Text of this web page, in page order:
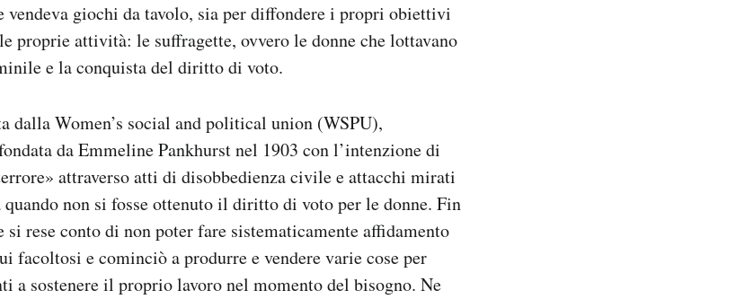
vendeva giochi da tavolo, sia per diffondere i propri obiettivi
proprie attività: le suffragette, ovvero le donne che lottavano
e la conquista del diritto di voto.
dalla Women’s social and political union (WSPU),
da Emmeline Pankhurst nel 1903 con l’intenzione di
attraverso atti di disobbedienza civile e attacchi mirati
non si fosse ottenuto il diritto di voto per le donne. Fin
si rese conto di non poter fare sistematicamente affidamento
facoltosi e cominciò a produrre e vendere varie cose per
a sostenere il proprio lavoro nel momento del bisogno. Ne